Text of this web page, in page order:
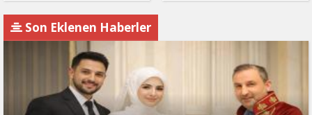
Son Eklenen Haberler